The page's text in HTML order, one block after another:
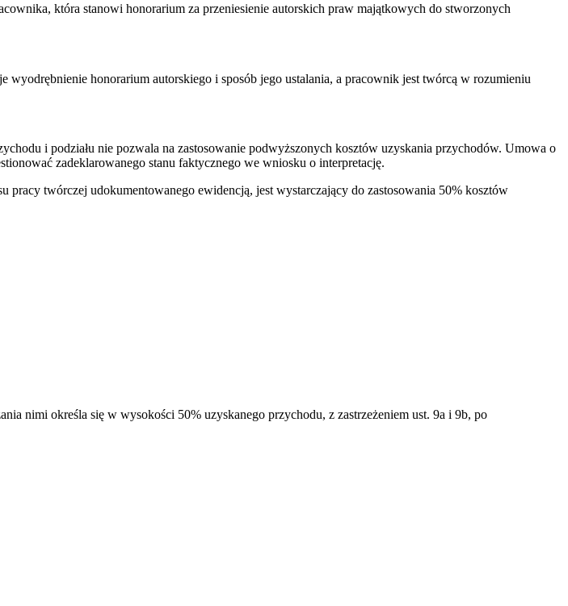
która stanowi honorarium za przeniesienie autorskich praw majątkowych do stworzonych
honorarium autorskiego i sposób jego ustalania, a pracownik jest twórcą w rozumieniu
i podziału nie pozwala na zastosowanie podwyższonych kosztów uzyskania przychodów. Umowa o
zadeklarowanego stanu faktycznego we wniosku o interpretację.
twórczej udokumentowanego ewidencją, jest wystarczający do zastosowania 50% kosztów
nimi określa się w wysokości 50% uzyskanego przychodu, z zastrzeżeniem ust. 9a i 9b, po